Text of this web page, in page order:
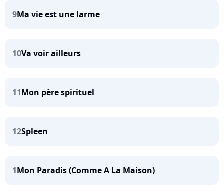
9Ma vie est une larme
10Va voir ailleurs
11Mon père spirituel
12Spleen
1Mon Paradis (Comme A La Maison)